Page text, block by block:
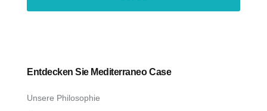
Entdecken Sie Mediterraneo Case
Unsere Philosophie